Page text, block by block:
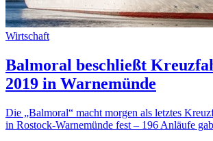
Wirtschaft
Balmoral beschließt
2019 in Warnemünde
Die „Balmoral“ macht morgen als letztes
in Rostock-Warnemünde fest – 196 Anläufe